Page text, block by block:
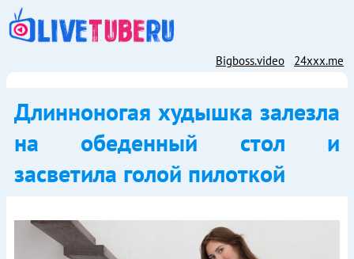
Bigboss.video 24xxx.me
Длинноногая худышка залезла
на обеденный стол и
засветила голой пилоткой